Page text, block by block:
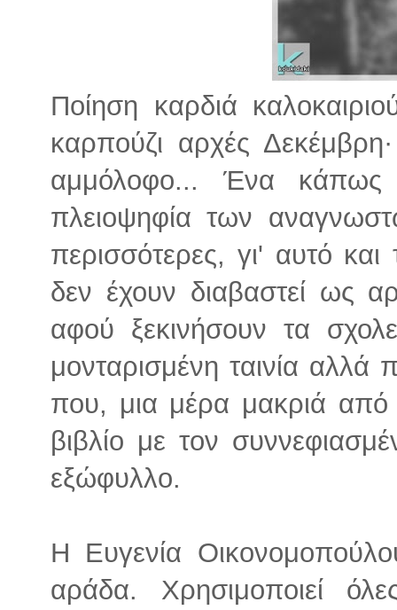
Ποίηση καρδιά
καρπούζι αρχές
αμμόλοφο... Ένα κάπως
πλειοψηφία των
περισσότερες, γι' αυτό
δεν έχουν διαβαστεί ως
αφού ξεκινήσουν τα
μονταρισμένη ταινία αλλά
που, μια μέρα μακριά
βιβλίο με τον
εξώφυλλο.
Η Ευγενία
αράδα. Χρησιμοποιεί